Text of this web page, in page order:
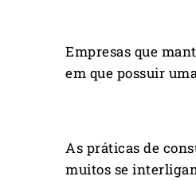
Empresas que
em que possuir
As práticas de
muitos se